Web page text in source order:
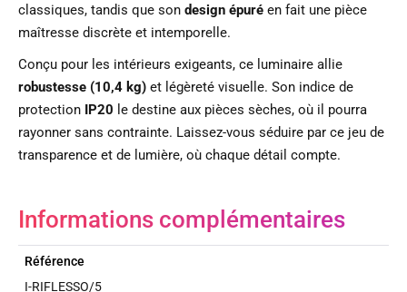
classiques, tandis que son design épuré en fait une pièce
maîtresse discrète et intemporelle.
Conçu pour les intérieurs exigeants, ce luminaire allie
robustesse (10,4 kg) et légèreté visuelle. Son indice de
protection IP20 le destine aux pièces sèches, où il pourra
rayonner sans contrainte. Laissez-vous séduire par ce jeu de
transparence et de lumière, où chaque détail compte.
Informations complémentaires
Référence
I-RIFLESSO/5